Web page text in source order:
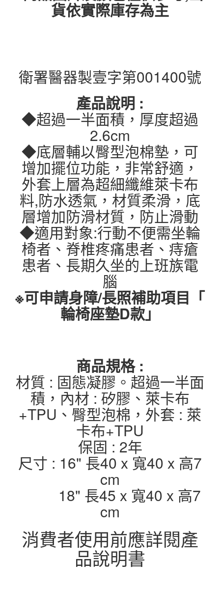
貨依實際庫存為主
衛署醫器製壹字第001400號
產品說明 :
◆超過一半面積，厚度超過
2.6cm
◆底層輔以臀型泡棉墊，可
增加擺位功能，非常舒適，
外套上層為超細纖維萊卡布
料,防水透氣，材質柔滑，底
層增加防滑材質，防止滑動
◆適用對象:行動不便需坐輪
椅者、脊椎疼痛患者、痔瘡
患者、長期久坐的上班族電
腦
※可申請身障/長照補助項目「
輪椅座墊D款」
商品規格 :
材質 : 固態凝膠。超過一半面
積，內材 : 矽膠、萊卡布
+TPU、臀型泡棉，外套 : 萊
卡布+TPU
保固 : 2年
尺寸 : 16" 長40 x 寬40 x 高7
cm
18" 長45 x 寬40 x 高7
cm
消費者使用前應詳閱產
品說明書